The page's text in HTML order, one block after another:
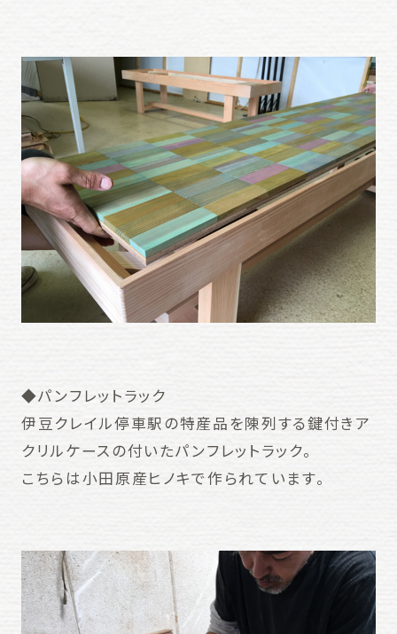
◆パンフレットラック
伊豆クレイル停車駅の特産品を陳列する鍵付きア
クリルケースの付いたパンフレットラック。
こちらは小田原産ヒノキで作られています。